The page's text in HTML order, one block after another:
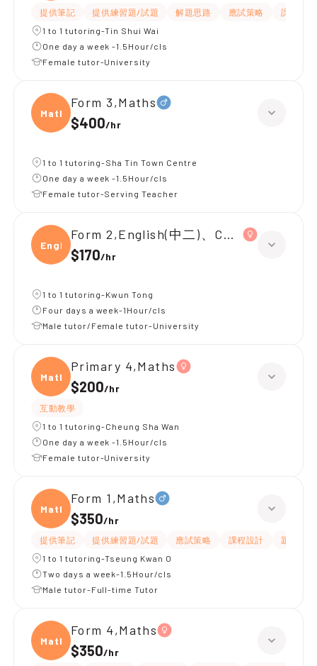
提供筆記 提供練習題/試題 解題思路 應試策略
課程設計
1 to 1 tutoring-Tin Shui Wai
One day a week -1.5Hour/cls
Female tutor-University
Maths
Form 3,Maths
$400/hr
1 to 1 tutoring-Sha Tin Town Centre
One day a week -1.5Hour/cls
Female tutor-Serving Teacher
Engli
Form 2,English(中二)、Chinese(中二)
$170/hr
1 to 1 tutoring-Kwun Tong
Four days a week-1Hour/cls
Male tutor/Female tutor-University
Maths
Primary 4,Maths
$200/hr
互動教學
1 to 1 tutoring-Cheung Sha Wan
One day a week -1.5Hour/cls
Female tutor-University
Maths
Form 1,Maths
$350/hr
提供筆記 提供練習題/試題 應試策略 課程設計
題目講解
1 to 1 tutoring-Tseung Kwan O
Two days a week-1.5Hour/cls
Male tutor-Full-time Tutor
Maths
Form 4,Maths
$350/hr